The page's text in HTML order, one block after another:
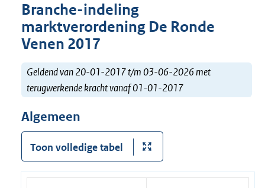
Branche-indeling
marktverordening De Ronde
Venen 2017
Geldend van 20-01-2017 t/m 03-06-2026 met
terugwerkende kracht vanaf 01-01-2017
Algemeen
Toon volledige tabel